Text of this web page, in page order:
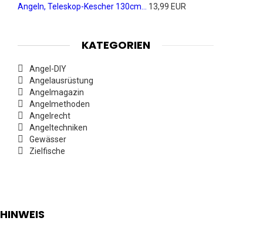
Angeln, Teleskop-Kescher 130cm...
13,99 EUR
KATEGORIEN
Angel-DIY
Angelausrüstung
Angelmagazin
Angelmethoden
Angelrecht
Angeltechniken
Gewässer
Zielfische
HINWEIS